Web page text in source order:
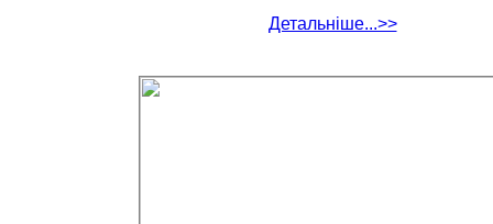
Детальніше...>>